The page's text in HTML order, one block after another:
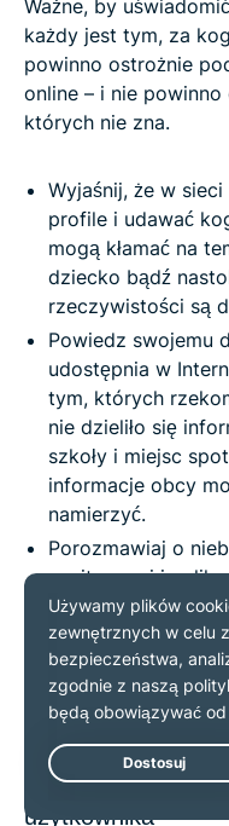
Ważne, by
każdy jest tym, za
powinno ostrożnie
online – i nie
których nie zna.
Wyjaśnij, że w
profile i udawać
mogą kłamać na
dziecko bądź
rzeczywistości są
Powiedz swojemu
udostępnia w
tym, których
nie dzieliło się
szkoły i miejsc
informacje obcy
namierzyć.
Porozmawiaj o
z witrynami i
wysyłanie
Niech dziecko od
nieznajomy z sieci
prawdziwym
takiego spotkania.
użytkownika